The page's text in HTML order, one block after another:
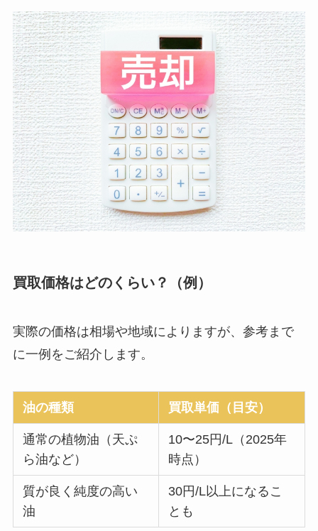
買取価格はどのくらい？（例）
実際の価格は相場や地域によりますが、参考まで
に一例をご紹介します。
油の種類 買取単価（目安）
通常の植物油（天ぷ
ら油など）
10〜25円/L（2025年
時点）
質が良く純度の高い
油
30円/L以上になるこ
とも